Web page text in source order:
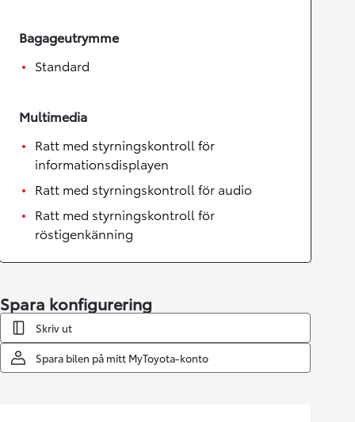
Bagageutrymme
Standard
Multimedia
Ratt med styrningskontroll för
informationsdisplayen
Ratt med styrningskontroll för audio
Ratt med styrningskontroll för
röstigenkänning
Spara konfigurering
Skriv ut
Spara bilen på mitt MyToyota-konto